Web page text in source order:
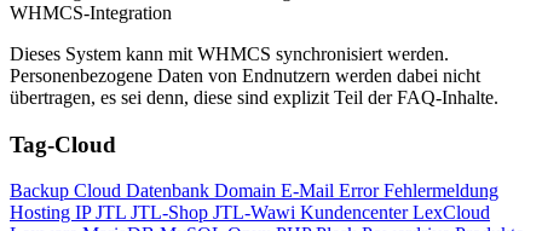
WHMCS-Integration
Dieses System kann mit WHMCS synchronisiert werden.
Personenbezogene Daten von Endnutzern werden dabei nicht
übertragen, es sei denn, diese sind explizit Teil der FAQ-Inhalte.
Tag-Cloud
Backup Cloud Datenbank Domain E-Mail ErrorFehlermeldung
Hosting IPJTL JTL-Shop JTL-Wawi KundencenterLexCloud